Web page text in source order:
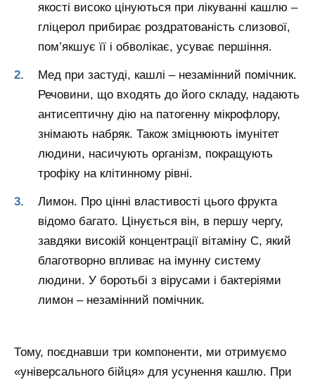
якості високо цінуються при лікуванні кашлю –
гліцерол прибирає роздратованість слизової,
пом’якшує її і обволікає, усуває першіння.
Мед при застуді, кашлі – незамінний помічник.
Речовини, що входять до його складу, надають
антисептичну дію на патогенну мікрофлору,
знімають набряк. Також зміцнюють імунітет
людини, насичують організм, покращують
трофіку на клітинному рівні.
Лимон. Про цінні властивості цього фрукта
відомо багато. Цінується він, в першу чергу,
завдяки високій концентрації вітаміну С, який
благотворно впливає на імунну систему
людини. У боротьбі з вірусами і бактеріями
лимон – незамінний помічник.
Тому, поєднавши три компоненти, ми отримуємо
«універсального бійця» для усунення кашлю. При